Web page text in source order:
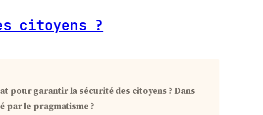
citoyens ?
pour garantir la sécurité des citoyens ? Dans
par le pragmatisme ?